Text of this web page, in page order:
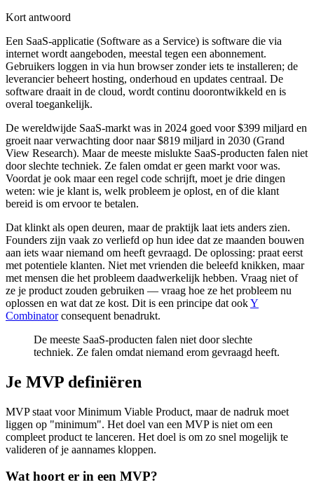
Kort antwoord
Een SaaS-applicatie (Software as a Service) is software die via
internet wordt aangeboden, meestal tegen een abonnement.
Gebruikers loggen in via hun browser zonder iets te installeren; de
leverancier beheert hosting, onderhoud en updates centraal. De
software draait in de cloud, wordt continu doorontwikkeld en is
overal toegankelijk.
De wereldwijde SaaS-markt was in 2024 goed voor $399 miljard en
groeit naar verwachting door naar $819 miljard in 2030 (Grand
View Research). Maar de meeste mislukte SaaS-producten falen niet
door slechte techniek. Ze falen omdat er geen markt voor was.
Voordat je ook maar een regel code schrijft, moet je drie dingen
weten: wie je klant is, welk probleem je oplost, en of die klant
bereid is om ervoor te betalen.
Dat klinkt als open deuren, maar de praktijk laat iets anders zien.
Founders zijn vaak zo verliefd op hun idee dat ze maanden bouwen
aan iets waar niemand om heeft gevraagd. De oplossing: praat eerst
met potentiele klanten. Niet met vrienden die beleefd knikken, maar
met mensen die het probleem daadwerkelijk hebben. Vraag niet of
ze je product zouden gebruiken — vraag hoe ze het probleem nu
oplossen en wat dat ze kost. Dit is een principe dat ookY
Combinatorconsequent benadrukt.
De meeste SaaS-producten falen niet door slechte
techniek. Ze falen omdat niemand erom gevraagd heeft.
Je MVP definiëren
MVP staat voor Minimum Viable Product, maar de nadruk moet
liggen op "minimum". Het doel van een MVP is niet om een
compleet product te lanceren. Het doel is om zo snel mogelijk te
valideren of je aannames kloppen.
Wat hoort er in een MVP?